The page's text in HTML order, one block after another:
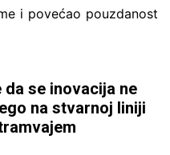
i povećao pouzdanost
se inovacija ne
na stvarnoj liniji